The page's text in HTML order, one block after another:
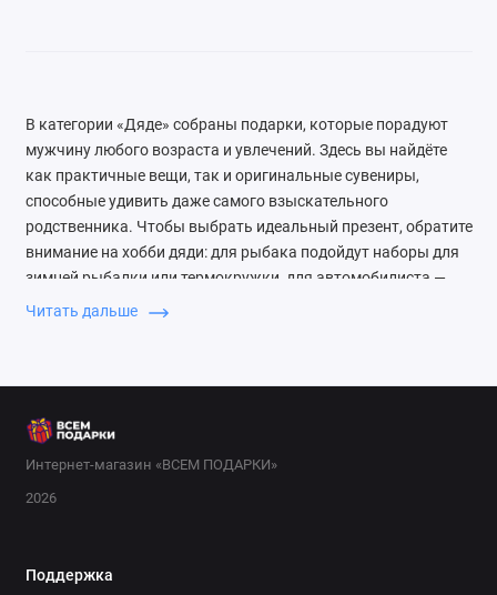
В категории «Дяде» собраны подарки, которые порадуют
мужчину любого возраста и увлечений. Здесь вы найдёте
как практичные вещи, так и оригинальные сувениры,
способные удивить даже самого взыскательного
родственника. Чтобы выбрать идеальный презент, обратите
внимание на хобби дяди: для рыбака подойдут наборы для
зимней рыбалки или термокружки, для автомобилиста —
аксессуары в авто, а для любителя активного отдыха —
необычные бутылки для алкоголя в виде инструментов или
животных. Для тех, кто любит готовить, отличным выбором
наборы. В нашем интернет-магазине вы найдёте подарки на
по Москве и России.
Читать дальше
Интернет-магазин «ВСЕМ ПОДАРКИ»
2026
Поддержка